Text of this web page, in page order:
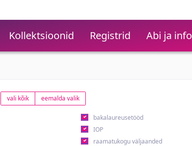
Kollektsioonid Registrid Abi ja info
vali kõik eemalda valik
bakalaureusetööd
IOP
raamatukogu väljaanded